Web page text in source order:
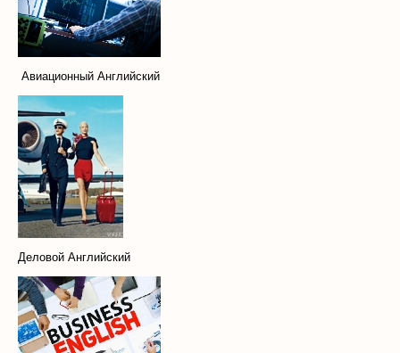
Авиационный Английский
Деловой Английский